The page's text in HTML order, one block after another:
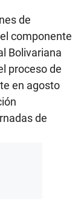
de
componente
Bolivariana
proceso de
en agosto
de